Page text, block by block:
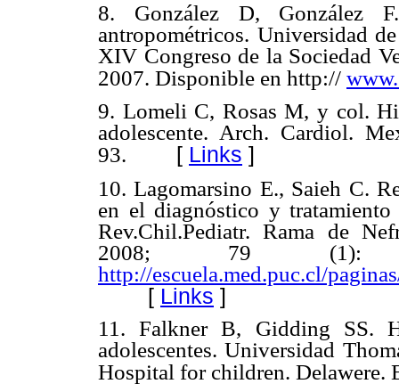
8. González D, González
antropométricos. Universidad
XIV Congreso de la Sociedad
2007. Disponible en http://
9. Lomeli C, Rosas M, y col.
adolescente. Arch. Cardiol.
93. [ Links ]
10.Lagomarsino E., Saieh C.
en el diagnóstico y
Rev.Chil.Pediatr. Rama de
2008; 79 (1):
http://escuela.med.puc.cl/
[ Links ]
11.Falkner B, Gidding SS.
adolescentes. Universidad
Hospital for children. Delawere.